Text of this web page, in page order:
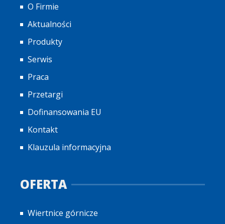
O Firmie
Aktualności
Produkty
Serwis
Praca
Przetargi
Dofinansowania EU
Kontakt
Klauzula informacyjna
OFERTA
Wiertnice górnicze